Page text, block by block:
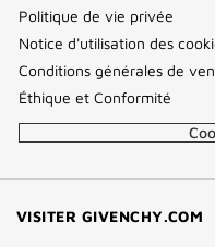
Politique de vie privée
Notice d'utilisation des
Conditions générales de
Éthique et Conformité
VISITER GIVENCHY.COM